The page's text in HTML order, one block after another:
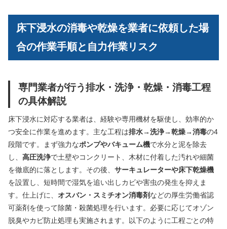
床下浸水の消毒や乾燥を業者に依頼した場
合の作業手順と自力作業リスク
専門業者が行う排水・洗浄・乾燥・消毒工程
の具体解説
床下浸水に対応する業者は、経験や専用機材を駆使し、効率的か
つ安全に作業を進めます。主な工程は排水→洗浄→乾燥→消毒の4
段階です。まず強力なポンプやバキューム機で水分と泥を除去
し、 高圧洗浄で土壁やコンクリート、木材に付着した汚れや細菌
を徹底的に落とします。その後、 サーキュレーターや床下乾燥機
を設置し、短時間で湿気を追い出しカビや害虫の発生を抑えま
す。仕上げに、 オスバン・スミチオン消毒剤などの厚生労働省認
可薬剤を使って除菌・殺菌処理を行います。必要に応じてオゾン
脱臭やカビ防止処理も実施されます。以下のように工程ごとの特